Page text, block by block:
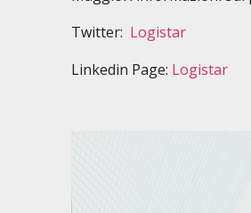
Twitter: Logistar
Linkedin Page: Logistar